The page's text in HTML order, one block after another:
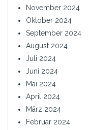
November 2024
Oktober 2024
September 2024
August 2024
Juli 2024
Juni 2024
Mai 2024
April 2024
März 2024
Februar 2024